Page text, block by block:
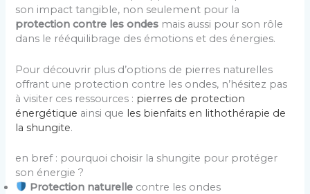
son impact tangible, non seulement pour la
protection contre les ondes mais aussi pour son rôle
dans le rééquilibrage des émotions et des énergies.
Pour découvrir plus d’options de pierres naturelles
offrant une protection contre les ondes, n’hésitez pas
à visiter ces ressources : pierres de protection
énergétique ainsi que les bienfaits en lithothérapie de
la shungite.
en bref : pourquoi choisir la shungite pour protéger
son énergie ?
Protection naturelle contre les ondes